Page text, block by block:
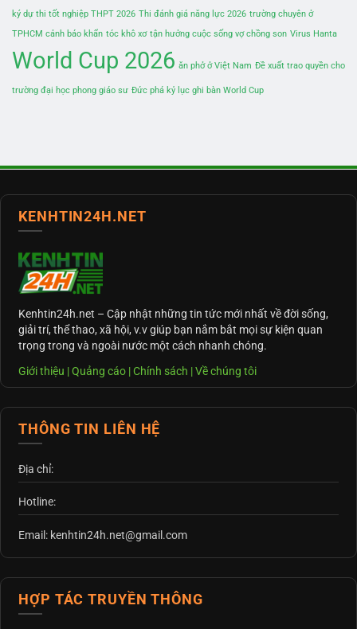
ký dự thi tốt nghiệp THPT 2026 Thi đánh giá năng lực 2026 trường chuyên ở
TPHCM cảnh báo khẩn tóc khô xơ tận hưởng cuộc sống vợ chồng son Virus Hanta
World Cup 2026 ăn phở ở Việt Nam Đề xuất trao quyền cho
trường đại học phong giáo sư Đức phá kỷ lục ghi bàn World Cup
KENHTIN24H.NET
Kenhtin24h.net – Cập nhật những tin tức mới nhất về đời sống,
giải trí, thể thao, xã hội, v.v giúp bạn nắm bắt mọi sự kiện quan
trọng trong và ngoài nước một cách nhanh chóng.
Giới thiệu |Quảng cáo |Chính sách |Về chúng tôi
THÔNG TIN LIÊN HỆ
Địa chỉ:
Hotline:
Email: kenhtin24h.net@gmail.com
HỢP TÁC TRUYỀN THÔNG